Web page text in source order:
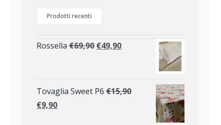
Prodotti recenti
Rossella €69,90 €49,90
Tovaglia Sweet P6 €15,90
€9,90